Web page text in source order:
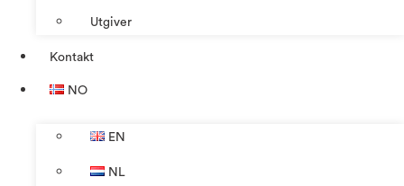
Utgiver
Kontakt
NO
EN
NL